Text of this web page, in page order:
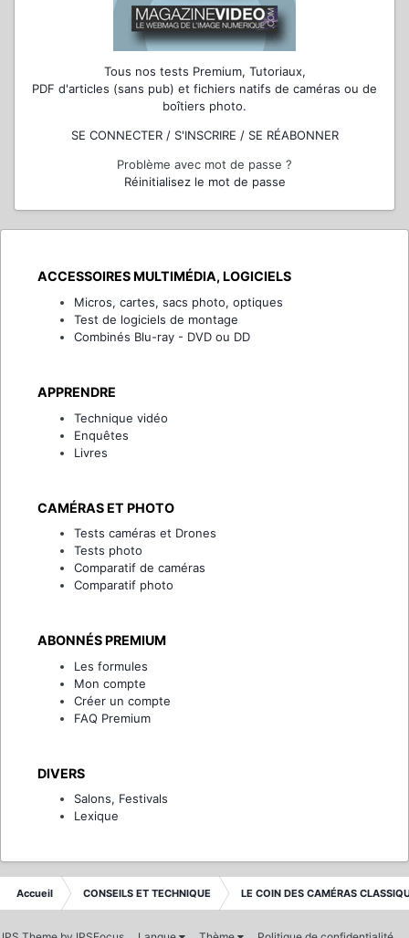
Tous nos tests Premium, Tutoriaux,
PDF d'articles (sans pub) et fichiers natifs de caméras ou de
boîtiers photo.
SE CONNECTER / S'INSCRIRE / SE RÉABONNER
Problème avec mot de passe ?
Réinitialisez le mot de passe
ACCESSOIRES MULTIMÉDIA, LOGICIELS
Micros, cartes, sacs photo, optiques
Test de logiciels de montage
Combinés Blu-ray - DVD ou DD
APPRENDRE
Technique vidéo
Enquêtes
Livres
CAMÉRAS ET PHOTO
Tests caméras et Drones
Tests photo
Comparatif de caméras
Comparatif photo
ABONNÉS PREMIUM
Les formules
Mon compte
Créer un compte
FAQ Premium
DIVERS
Salons, Festivals
Lexique
Accueil CONSEILS ET TECHNIQUE LE COIN DES CAMÉRAS